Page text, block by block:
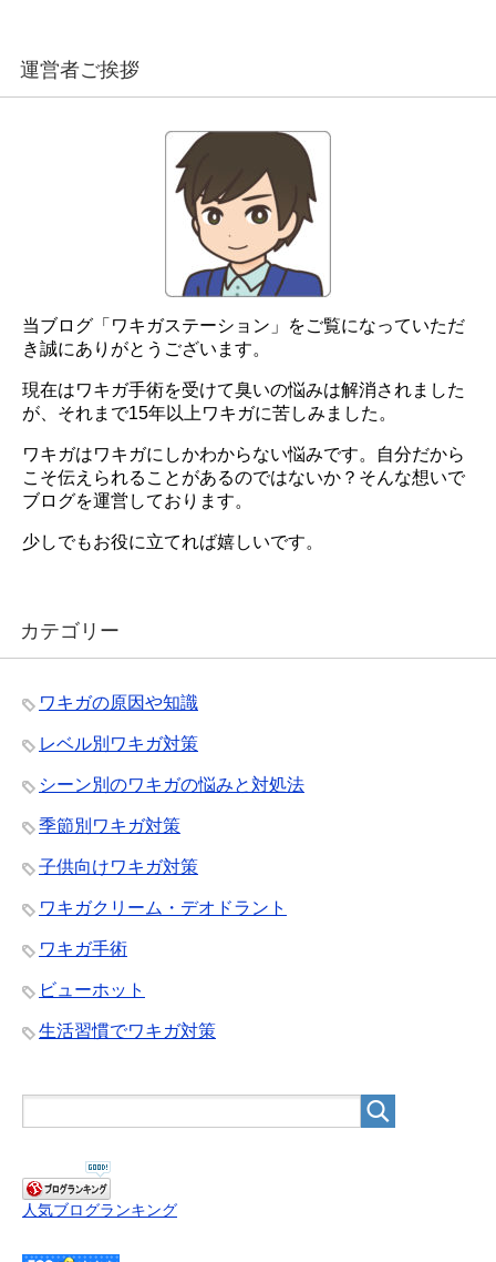
運営者ご挨拶
当ブログ「ワキガステーション」をご覧になっていただ
き誠にありがとうございます。
現在はワキガ手術を受けて臭いの悩みは解消されました
が、それまで15年以上ワキガに苦しみました。
ワキガはワキガにしかわからない悩みです。自分だから
こそ伝えられることがあるのではないか？そんな想いで
ブログを運営しております。
少しでもお役に立てれば嬉しいです。
カテゴリー
ワキガの原因や知識
レベル別ワキガ対策
シーン別のワキガの悩みと対処法
季節別ワキガ対策
子供向けワキガ対策
ワキガクリーム・デオドラント
ワキガ手術
ビューホット
生活習慣でワキガ対策
人気ブログランキング